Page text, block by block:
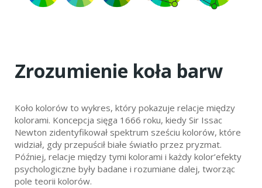
Zrozumienie koła barw
Koło kolorów to wykres, który pokazuje relacje między
kolorami. Koncepcja sięga 1666 roku, kiedy Sir Issac
Newton zidentyfikował spektrum sześciu kolorów, które
widział, gdy przepuścił białe światło przez pryzmat.
Później, relacje między tymi kolorami i każdy kolor’efekty
psychologiczne były badane i rozumiane dalej, tworząc
pole teorii kolorów.